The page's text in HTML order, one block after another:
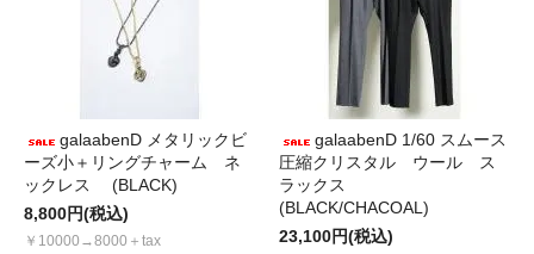
galaabenD メタリックビ
ーズ小＋リングチャーム ネ
ックレス (BLACK)
8,800円(税込)
￥10000→8000＋tax
galaabenD 1/60 スムース
圧縮クリスタル ウール ス
ラックス
(BLACK/CHACOAL)
23,100円(税込)